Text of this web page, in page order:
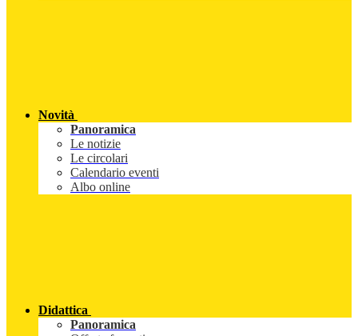
Novità
Panoramica
Le notizie
Le circolari
Calendario eventi
Albo online
Didattica
Panoramica